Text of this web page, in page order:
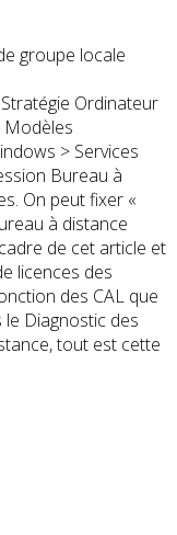
groupe locale
Ordinateur
Modèles
> Services
Bureau à
On peut fixer «
à distance
de cet article et
licences des
des CAL que
Diagnostic des
tout est cette